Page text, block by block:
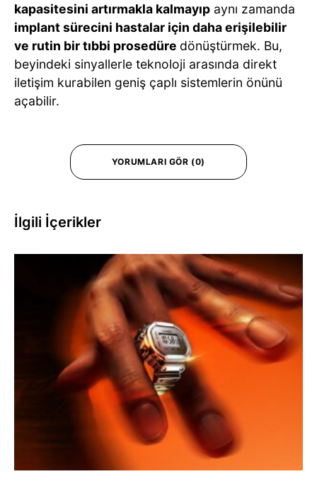
kapasitesini artırmakla kalmayıp aynı zamanda
implant sürecini hastalar için daha erişilebilir
ve rutin bir tıbbi prosedüre dönüştürmek. Bu,
beyindeki sinyallerle teknoloji arasında direkt
iletişim kurabilen geniş çaplı sistemlerin önünü
açabilir.
YORUMLARI GÖR (0)
İlgili İçerikler